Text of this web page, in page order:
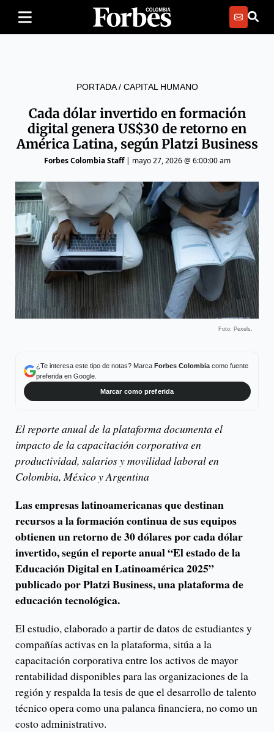
PORTADA/ CAPITAL HUMANO
Cada dólar invertido en formación
digital genera US$30 de retorno en
América Latina, según Platzi Business
Forbes Colombia Staff| mayo 27, 2026 @ 6:00:00 am
Foto: Pexels.
¿Te interesa este tipo de notas? Marca Forbes Colombiacomo fuente
preferida en Google.
Marcar como preferida
El reporte anual de la plataforma documenta el
impacto de la capacitación corporativa en
productividad, salarios y movilidad laboral en
Colombia, México y Argentina
Las empresas latinoamericanas que destinan
recursos a la formación continua de sus equipos
obtienen un retorno de 30 dólares por cada dólar
invertido, según el reporte anual “El estado de la
Educación Digital en Latinoamérica 2025”
publicado por Platzi Business, una plataforma de
educación tecnológica.
El estudio, elaborado a partir de datos de estudiantes y
compañías activas en la plataforma, sitúa a la
capacitación corporativa entre los activos de mayor
rentabilidad disponibles para las organizaciones de la
región y respalda la tesis de que el desarrollo de talento
técnico opera como una palanca financiera, no como un
costo administrativo.